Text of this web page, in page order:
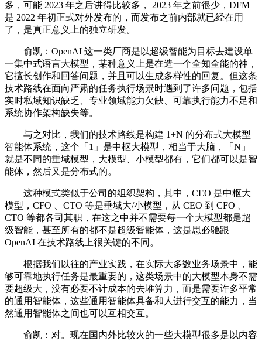
多，可能 2023 年之后讲得比较多， 2023 年之前很少，DFM
是 2022 年初正式对外发布的，而发布之前内部就已经在用
了，是真正意义上的独立研发。
俞凯：OpenAI 这一类厂商是以超级智能为目标去建设单
一集中式语言大模型，某种意义上是在造一个全知全能的神，
它擅长创作和回答问题，并且可以生成多样性的回复。但这条
技术路线在面向严肃的任务执行场景时遇到了许多问题，包括
实时私域知识缺乏、专业领域能力欠缺、可靠执行能力不足和
系统协作架构缺失等。
与之对比，我们的技术路线是构建 1+N 的分布式大模型
智能体系统，这个「1」是中枢大模型，相当于大脑，「N」
就是不同的垂域模型，大模型、小模型都有，它们都可以是智
能体，然后又是分布式的。
这种模式类似于公司的组织架构，其中，CEO 是中枢大
模型，CFO 、CTO 等是垂域大/小模型，从 CEO 到 CFO 、
CTO 等都各司其职，在这之中并不需要每一个大模型都是超
级智能，甚至所有的都不是超级智能体，这是思必驰跟
OpenAI 在技术路线上很关键的不同。
根据我们以往的产业实践，在实际大多数业务场景中，能
够可靠地执行任务是最重要的，这类场景中的大模型本身不需
要超级大，没有必要不计成本的去堆算力，而是需要许多平常
的通用智能体，这些通用智能体具备和人进行交互的能力，当
然通用智能体之间也可以互相交互。
俞凯：对。现在国内外比较火的一些大模型很多是以内容